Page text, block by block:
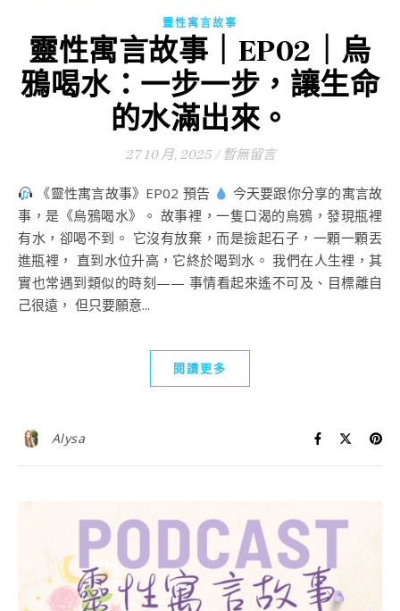
靈性寓言故事
靈性寓言故事｜EP02｜烏
鴉喝水：一步一步，讓生命
的水滿出來。
27 10 月, 2025 / 暫無留言
《靈性寓言故事》EP02 預告
今天要跟你分享的寓言故
事，是《烏鴉喝水》。 故事裡，一隻口渴的烏鴉，發現瓶裡
有水，卻喝不到。 它沒有放棄，而是撿起石子，一顆一顆丟
進瓶裡， 直到水位升高，它終於喝到水。 我們在人生裡，其
實也常遇到類似的時刻—— 事情看起來遙不可及、目標離自
己很遠， 但只要願意...
閱讀更多
Alysa